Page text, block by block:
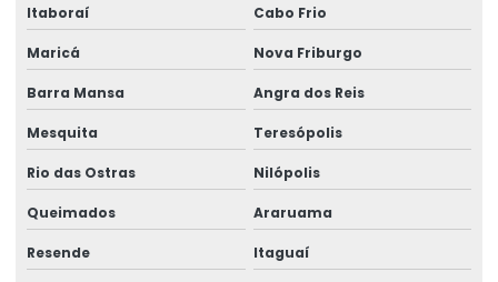
Etiquetas Adesivas De Alta Resolução
Etiquetas Adesivas De Impressão Digital
Etiquetas Adesivas Em Bopp
Etiquetas Adesivas Em Diferentes Materiais
Etiquetas Adesivas Em Diferentes Medidas
Itaboraí Cabo Frio
Maricá Nova Friburgo
Barra Mansa Angra dos Reis
Mesquita Teresópolis
Rio das Ostras Nilópolis
Queimados Araruama
Resende Itaguaí